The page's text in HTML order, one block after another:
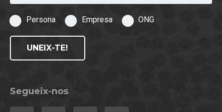
Persona Empresa ONG
UNEIX-TE!
Segueix-nos